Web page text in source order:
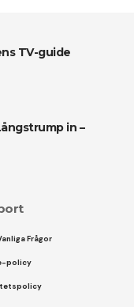
TV-guide
in –
Frågor
policy